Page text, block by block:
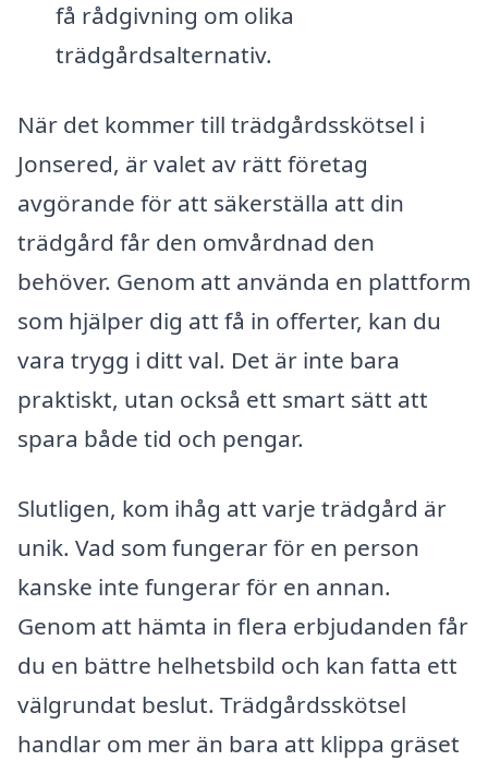
få rådgivning om olika
trädgårdsalternativ.
När det kommer till trädgårdsskötsel i
Jonsered, är valet av rätt företag
avgörande för att säkerställa att din
trädgård får den omvårdnad den
behöver. Genom att använda en plattform
som hjälper dig att få in offerter, kan du
vara trygg i ditt val. Det är inte bara
praktiskt, utan också ett smart sätt att
spara både tid och pengar.
Slutligen, kom ihåg att varje trädgård är
unik. Vad som fungerar för en person
kanske inte fungerar för en annan.
Genom att hämta in flera erbjudanden får
du en bättre helhetsbild och kan fatta ett
välgrundat beslut. Trädgårdsskötsel
handlar om mer än bara att klippa gräset